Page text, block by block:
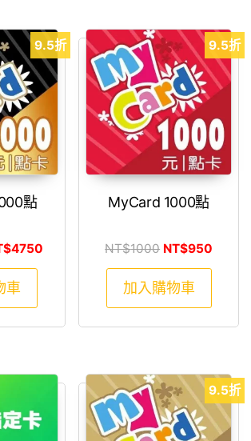
9.5折
點
價格：NT$5000。
4750 目前價格：NT$4750。
車
9.5折
MyCard 1000點
NT$1000 原始價格：
NT$950
加入購物車
9.5折